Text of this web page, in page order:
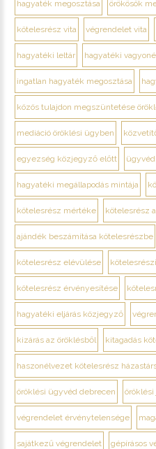
hagyaték megosztása örökösök
kötelesrész vita végrendelet vita
hagyatéki leltár hagyatéki
ingatlan hagyaték megosztása
közös tulajdon megszüntetése
mediáció öröklési ügyben
egyezség közjegyző előtt
hagyatéki megállapodás mintája
kötelesrész mértéke kötelesrész
ajándék beszámítása kötelesrészbe
kötelesrész elévülése
kötelesrész érvényesítése
hagyatéki eljárás közjegyző
kizárás az öröklésből kitagadás
haszonélvezet kötelesrész
öröklési ügyvéd debrecen öröklési
végrendelet érvénytelensége
sajátkezű végrendelet gépírásos